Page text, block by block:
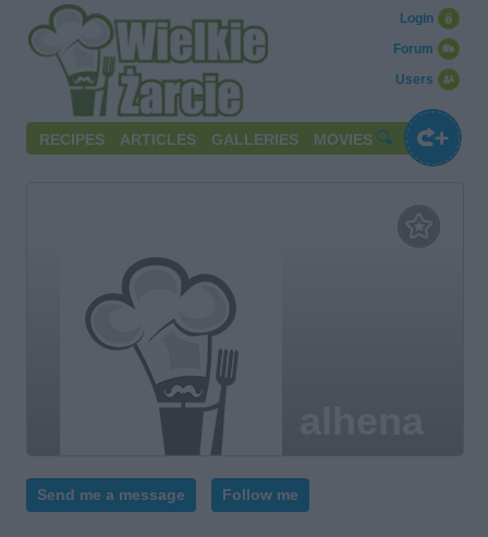
Users
Forum
Login
RECIPES ARTICLES GALLERIES MOVIES
Send me a message Follow me